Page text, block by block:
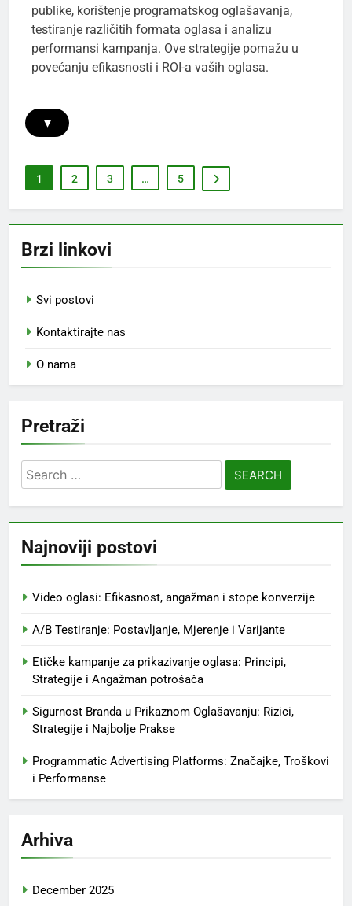
publike, korištenje programatskog oglašavanja,
testiranje različitih formata oglasa i analizu
performansi kampanja. Ove strategije pomažu u
povećanju efikasnosti i ROI-a vaših oglasa.
▾
1 2 3 … 5
Brzi linkovi
Svi postovi
Kontaktirajte nas
O nama
Pretraži
Search
for:
Najnoviji postovi
Video oglasi: Efikasnost, angažman i stope konverzije
A/B Testiranje: Postavljanje, Mjerenje i Varijante
Etičke kampanje za prikazivanje oglasa: Principi,
Strategije i Angažman potrošača
Sigurnost Branda u Prikaznom Oglašavanju: Rizici,
Strategije i Najbolje Prakse
Programmatic Advertising Platforms: Značajke, Troškovi
i Performanse
Arhiva
December 2025